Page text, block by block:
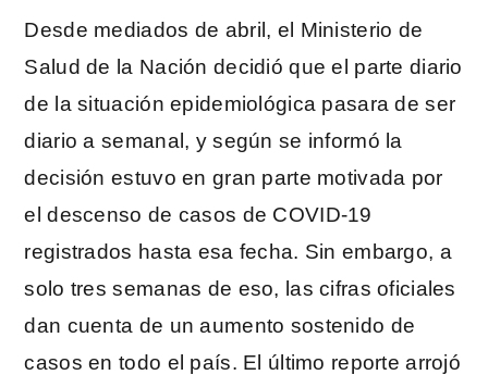
Desde mediados de abril, el Ministerio de
Salud de la Nación decidió que el parte diario
de la situación epidemiológica pasara de ser
diario a semanal, y según se informó la
decisión estuvo en gran parte motivada por
el descenso de casos de COVID-19
registrados hasta esa fecha. Sin embargo, a
solo tres semanas de eso, las cifras oficiales
dan cuenta de un aumento sostenido de
casos en todo el país. El último reporte arrojó